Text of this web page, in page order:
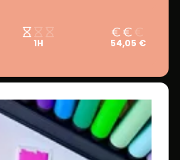
1H 54,05 €